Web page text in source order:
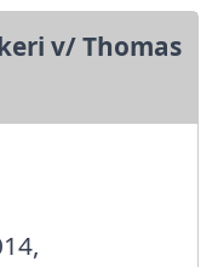
v/ Thomas